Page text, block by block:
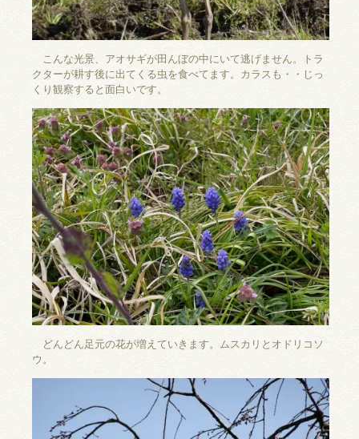
こんな光景、アオサギが田んぼの中にいて逃げません。トラ
クターが耕す後に出てくる虫を食べてます。カラスも・・じっ
くり観察すると面白いです。
どんどん足元の花が増えていきます。ムスカリとオドリコソ
ウ。